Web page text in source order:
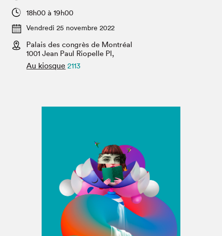
Espace exposant⋅e⋅s
Espace enseignant·e·s
Espace médias
Projets partenaires
18h00 à 19h00
Vendredi 25 novembre 2022
Palais des congrès de Montréal
1001 Jean Paul Riopelle Pl,
Au kiosque 2113